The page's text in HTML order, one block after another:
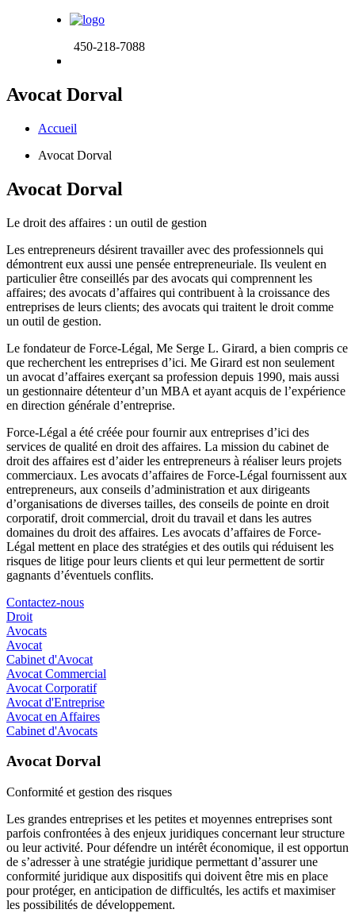
450-218-7088
Avocat Dorval
Accueil
Avocat Dorval
Avocat Dorval
Le droit des affaires : un outil de gestion
Les entrepreneurs désirent travailler avec des professionnels qui
démontrent eux aussi une pensée entrepreneuriale. Ils veulent en
particulier être conseillés par des avocats qui comprennent les
affaires; des avocats d’affaires qui contribuent à la croissance des
entreprises de leurs clients; des avocats qui traitent le droit comme
un outil de gestion.
Le fondateur de Force-Légal, Me Serge L. Girard, a bien compris ce
que recherchent les entreprises d’ici. Me Girard est non seulement
un avocat d’affaires exerçant sa profession depuis 1990, mais aussi
un gestionnaire détenteur d’un MBA et ayant acquis de l’expérience
en direction générale d’entreprise.
Force-Légal a été créée pour fournir aux entreprises d’ici des
services de qualité en droit des affaires. La mission du cabinet de
droit des affaires est d’aider les entrepreneurs à réaliser leurs projets
commerciaux. Les avocats d’affaires de Force-Légal fournissent aux
entrepreneurs, aux conseils d’administration et aux dirigeants
d’organisations de diverses tailles, des conseils de pointe en droit
corporatif, droit commercial, droit du travail et dans les autres
domaines du droit des affaires. Les avocats d’affaires de Force-
Légal mettent en place des stratégies et des outils qui réduisent les
risques de litige pour leurs clients et qui leur permettent de sortir
gagnants d’éventuels conflits.
Contactez-nous
Droit
Avocats
Avocat
Cabinet d'Avocat
Avocat Commercial
Avocat Corporatif
Avocat d'Entreprise
Avocat en Affaires
Cabinet d'Avocats
Avocat Dorval
Conformité et gestion des risques
Les grandes entreprises et les petites et moyennes entreprises sont
parfois confrontées à des enjeux juridiques concernant leur structure
ou leur activité. Pour défendre un intérêt économique, il est opportun
de s’adresser à une stratégie juridique permettant d’assurer une
conformité juridique aux dispositifs qui doivent être mis en place
pour protéger, en anticipation de difficultés, les actifs et maximiser
les possibilités de développement.